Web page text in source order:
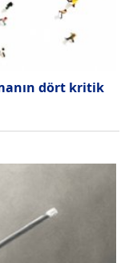
dört kritik